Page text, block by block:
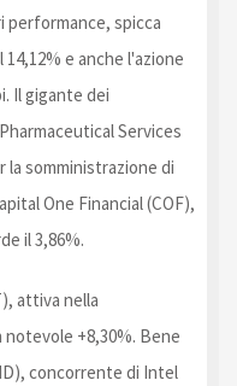
performance, spicca
e anche l'azione
Il gigante dei
Services
la somministrazione di
One Financial (COF),
il 3,86%.
attiva nella
+8,30%. Bene
concorrente di Intel